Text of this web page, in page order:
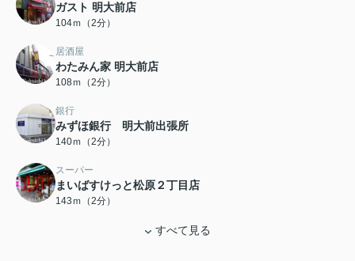
ガスト 明大前店
104ｍ（2分）
居酒屋
わたみん家 明大前店
108ｍ（2分）
銀行
みずほ銀行 明大前出張所
140ｍ（2分）
スーパー
まいばすけっと松原２丁目店
143ｍ（2分）
すべて見る